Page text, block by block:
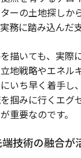
ーの土地探しか
務に踏み込んだ
描いても、実際
地戦略やエネル
いち早く着手し
掴みに行くエグ
重要なのです。
技術の融合が